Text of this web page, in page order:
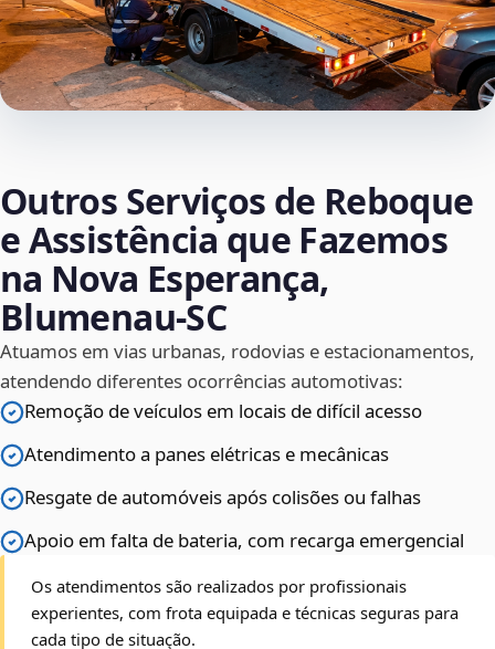
Outros Serviços de Reboque
e Assistência que Fazemos
na Nova Esperança,
Blumenau‑SC
Atuamos em vias urbanas, rodovias e estacionamentos,
atendendo diferentes ocorrências automotivas:
Remoção de veículos em locais de difícil acesso
Atendimento a panes elétricas e mecânicas
Resgate de automóveis após colisões ou falhas
Apoio em falta de bateria, com recarga emergencial
Os atendimentos são realizados por profissionais
experientes, com frota equipada e técnicas seguras para
cada tipo de situação.